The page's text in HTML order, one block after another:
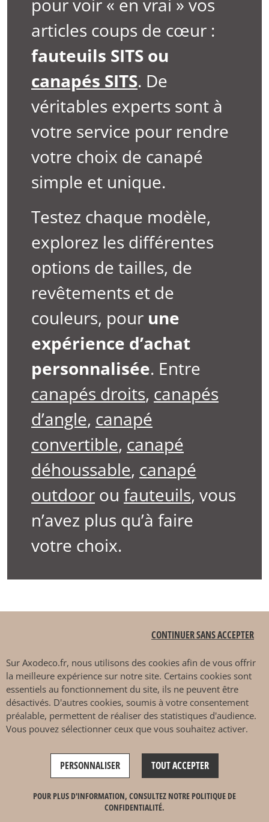
pour voir « en vrai » vos
articles coups de cœur :
fauteuils SITS ou
canapés SITS. De
véritables experts sont à
votre service pour rendre
votre choix de canapé
simple et unique.
Testez chaque modèle,
explorez les différentes
options de tailles, de
revêtements et de
couleurs, pour une
expérience d’achat
personnalisée. Entre
canapés droits, canapés
d’angle, canapé
convertible, canapé
déhoussable, canapé
outdoor ou fauteuils, vous
n’avez plus qu’à faire
votre choix.
Où acheter un canapé
SITS à Marseille ?
Axodeco.fr vous met en
partenaire SITS
à Marseille et
à proximité. La saisie de
Sur Axodeco.fr, nous utilisons des cookies afin de vous offrir
la meilleure expérience sur notre site. Certains cookies sont
essentiels au fonctionnement du site, ils ne peuvent être
désactivés. D'autres cookies, soumis à votre consentement
préalable, permettent de réaliser des statistiques d'audience.
Vous pouvez sélectionner ceux que vous souhaitez activer.
TOUT ACCEPTER
CONTINUER SANS ACCEPTER
PERSONNALISER
POUR PLUS D'INFORMATION, CONSULTEZ NOTRE POLITIQUE DE
CONFIDENTIALITÉ.